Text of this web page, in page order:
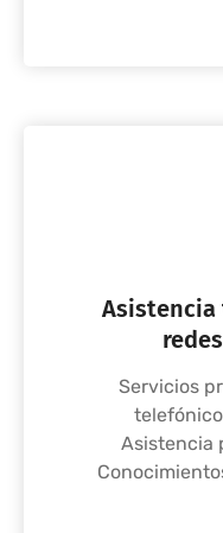
Asistencia
Servicios
Asistencia